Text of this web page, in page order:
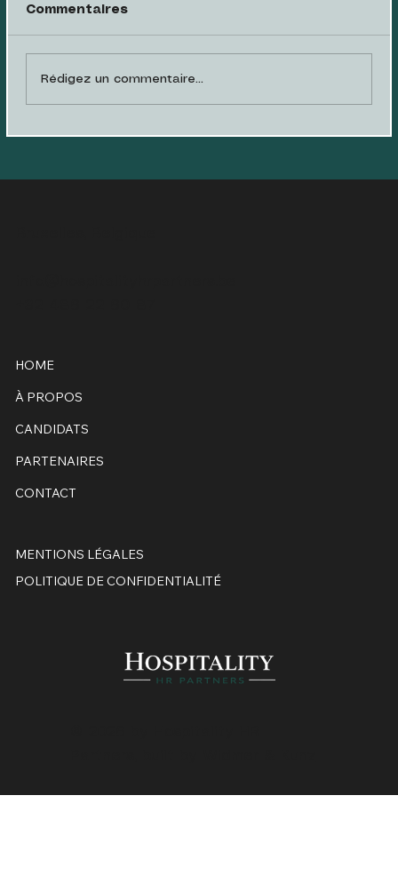
CV dans l'hospitality : ce que les
Commentaires
Rédigez un commentaire...
HOME
À PROPOS
CANDIDATS
PARTENAIRES
CONTACT
MENTIONS LÉGALES
POLITIQUE DE CONFIDENTIALITÉ